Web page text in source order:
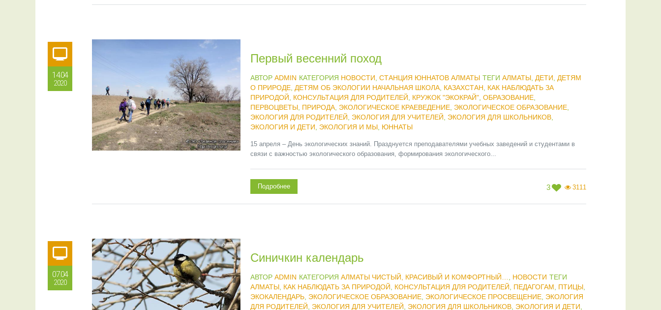
14.04
2020
Первый весенний поход
АВТОР ADMIN КАТЕГОРИЯ НОВОСТИ СТАНЦИЯ ЮННАТОВ АЛМАТЫ ТЕГИ АЛМАТЫ, ДЕТИ
ДЕТЯМ
О ПРИРОДЕ, ДЕТЯМ ОБ ЭКОЛОГИИ НАЧАЛЬНАЯ ШКОЛА, КАЗАХСТАН
КАК НАБЛЮДАТЬ ЗА
ПРИРОДОЙ
КОНСУЛЬТАЦИЯ ДЛЯ РОДИТЕЛЕЙ КРУЖОК "ЭКОКРАЙ", ОБРАЗОВАНИЕ,
ПЕРВОЦВЕТЫ, ПРИРОДА, ЭКОЛОГИЧЕСКОЕ КРАЕВЕДЕНИЕ, ЭКОЛОГИЧЕСКОЕ ОБРАЗОВАНИЕ,
ЭКОЛОГИЯ ДЛЯ РОДИТЕЛЕЙ
ЭКОЛОГИЯ ДЛЯ УЧИТЕЛЕЙ ЭКОЛОГИЯ ДЛЯ ШКОЛЬНИКОВ,
ЭКОЛОГИЯ И ДЕТИ
ЭКОЛОГИЯ И МЫ, ЮННАТЫ
15 апреля – День экологических знаний. Празднуется преподавателями учебных заведений и студентами в
связи с важностью экологического образования, формирования экологического...
3 3111
Подробнее
07.04
2020
Синичкин календарь
АВТОР ADMIN КАТЕГОРИЯ АЛМАТЫ ЧИСТЫЙ, КРАСИВЫЙ И КОМФОРТНЫЙ… НОВОСТИ ТЕГИ
АЛМАТЫ, КАК НАБЛЮДАТЬ ЗА ПРИРОДОЙ КОНСУЛЬТАЦИЯ ДЛЯ РОДИТЕЛЕЙ ПЕДАГОГАМ ПТИЦЫ,
ЭКОКАЛЕНДАРЬ, ЭКОЛОГИЧЕСКОЕ ОБРАЗОВАНИЕ, ЭКОЛОГИЧЕСКОЕ ПРОСВЕЩЕНИЕ, ЭКОЛОГИЯ
ДЛЯ РОДИТЕЛЕЙ
ЭКОЛОГИЯ ДЛЯ УЧИТЕЛЕЙ ЭКОЛОГИЯ ДЛЯ ШКОЛЬНИКОВ, ЭКОЛОГИЯ И ДЕТИ